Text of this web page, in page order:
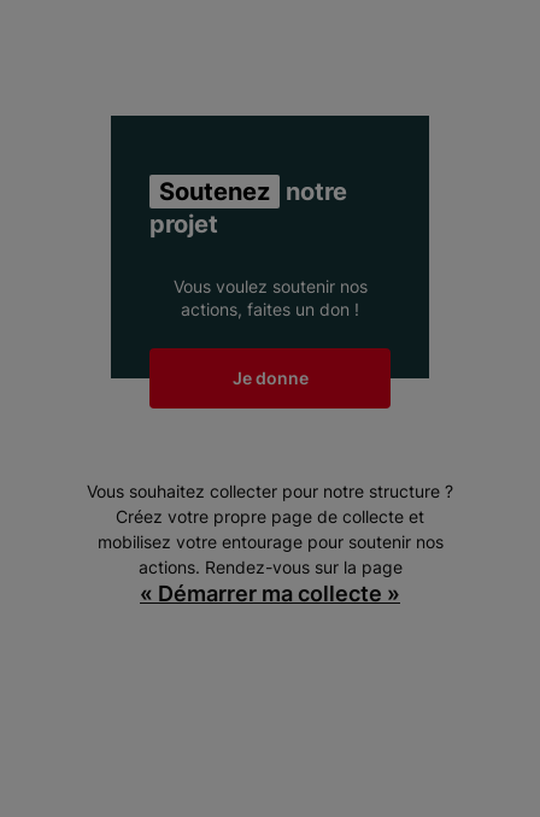
Soutenez notre
projet
Vous voulez soutenir nos
actions, faites un don !
Je donne
Vous souhaitez collecter pour notre structure ?
Créez votre propre page de collecte et
mobilisez votre entourage pour soutenir nos
actions. Rendez-vous sur la page
« Démarrer ma collecte »